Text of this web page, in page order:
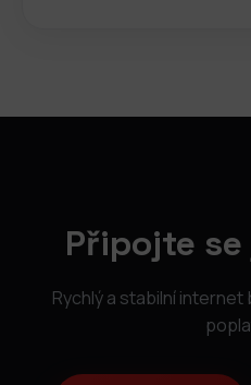
Připojte
Rychlý a stabilní